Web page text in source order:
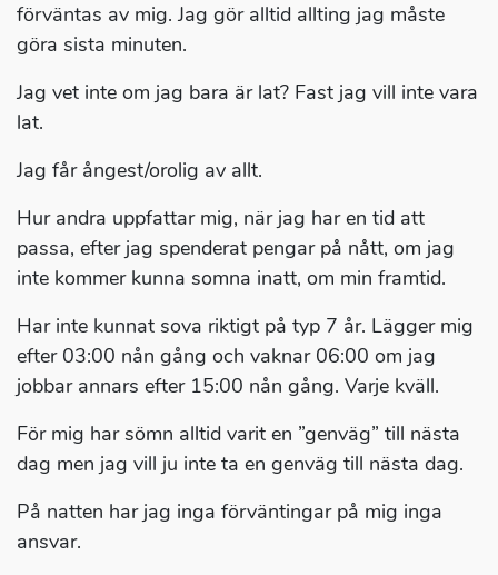
förväntas av mig. Jag gör alltid allting jag måste
göra sista minuten.
Jag vet inte om jag bara är lat? Fast jag vill inte vara
lat.
Jag får ångest/orolig av allt.
Hur andra uppfattar mig, när jag har en tid att
passa, efter jag spenderat pengar på nått, om jag
inte kommer kunna somna inatt, om min framtid.
Har inte kunnat sova riktigt på typ 7 år. Lägger mig
efter 03:00 nån gång och vaknar 06:00 om jag
jobbar annars efter 15:00 nån gång. Varje kväll.
För mig har sömn alltid varit en ”genväg” till nästa
dag men jag vill ju inte ta en genväg till nästa dag.
På natten har jag inga förväntingar på mig inga
ansvar.